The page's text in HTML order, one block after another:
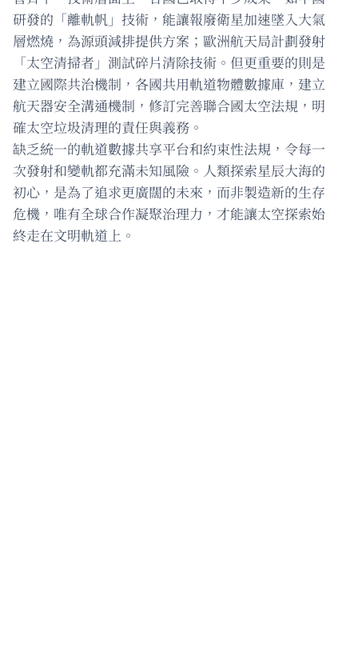
研發的「離軌帆」技術，能讓報廢衛星加速墜入大氣
層燃燒，為源頭減排提供方案；歐洲航天局計劃發射
「太空清掃者」測試碎片清除技術。但更重要的則是
建立國際共治機制，各國共用軌道物體數據庫，建立
航天器安全溝通機制，修訂完善聯合國太空法規，明
確太空垃圾清理的責任與義務。
缺乏統一的軌道數據共享平台和約束性法規，令每一
次發射和變軌都充滿未知風險。人類探索星辰大海的
初心，是為了追求更廣闊的未來，而非製造新的生存
危機，唯有全球合作凝聚治理力，才能讓太空探索始
終走在文明軌道上。